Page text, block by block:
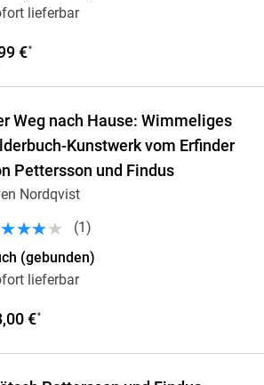
lieferbar
€*
Weg nach Hause: Wimmeliges
Kunstwerk vom Erfinder
Pettersson und Findus
Nordqvist
(1)
(gebunden)
lieferbar
€*